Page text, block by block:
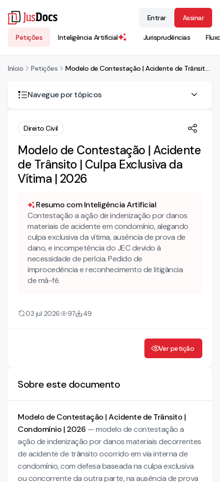
Petições Inteligência Artificial Jurisprudências
Entrar Assinar
Início Petições Modelo de Contestação | Acidente de Trânsito | Culpa Exclusiva da Vítima | 2026
Navegue por tópicos
Acidente de trânsito em via interna de condomínio pode
ser discutido no Juizado Especial Cível?
Orçamentos sem comprovante de pagamento provam o
dano material em acidente de trânsito?
Quando há mais de um orçamento, qual valor deve ser
A culpa concorrente pode reduzir o valor da indenização
em acidente de trânsito?
Como adaptar este modelo ao caso concreto antes de
usar?
Mais modelos jurídicos
Conheça também nossa INTELIGÊNCIA ARTIFICIAL!
I. RESUMOS DOS FATOS SEGUNDO A REQUERENTE
INICIAL
Direito Civil
Modelo de Contestação | Acidente
de Trânsito | Culpa Exclusiva da
Vítima | 2026
Resumo com Inteligência Artificial
Contestação a ação de indenização por danos
materiais de acidente em condomínio, alegando
culpa exclusiva da vítima, ausência de prova de
dano, e incompetência do JEC devido à
necessidade de perícia. Pedido de
improcedência e reconhecimento de litigância
de má-fé.
03 jul 2026 97 49
Ver petição
Sobre este documento
Modelo de Contestação | Acidente de Trânsito |
Condomínio | 2026 — modelo de contestação a
ação de indenização por danos materiais decorrentes
de acidente de trânsito ocorrido em via interna de
condomínio, com defesa baseada na culpa exclusiva
ou concorrente da outra parte, na ausência de prova